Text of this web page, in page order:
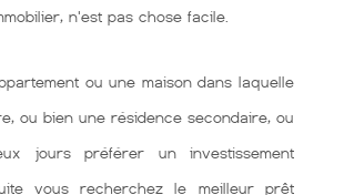
n'est pas chose facile.
ou une maison dans laquelle
ou bien une résidence secondaire, ou
jours préférer un investissement
vous recherchez le meilleur prêt